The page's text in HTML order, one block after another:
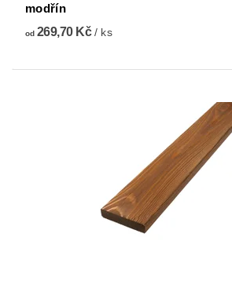
modřín
od269,70 Kč/ ks